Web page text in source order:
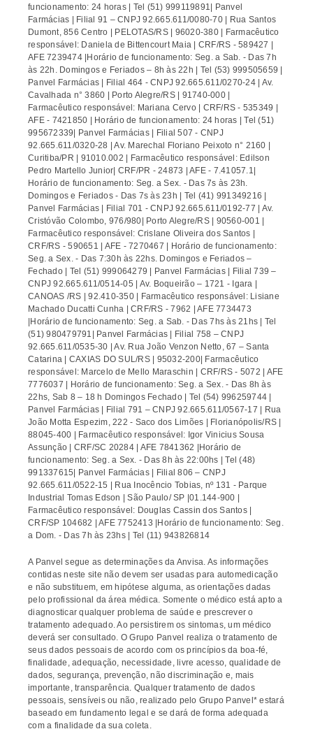
funcionamento: 24 horas | Tel (51) 999119891| Panvel
Farmácias | Filial 91 – CNPJ 92.665.611/0080-70 | Rua Santos
Dumont, 856 Centro | PELOTAS/RS | 96020-380 | Farmacêutico
responsável: Daniela de Bittencourt Maia | CRF/RS - 589427 |
AFE 7239474 |Horário de funcionamento: Seg. a Sab. - Das 7h
às 22h. Domingos e Feriados – 8h às 22h | Tel (53) 999505659 |
Panvel Farmácias | Filial 464 - CNPJ 92.665.611/0270-24 | Av.
Cavalhada n° 3860 | Porto Alegre/RS | 91740-000 |
Farmacêutico responsável: Mariana Cervo | CRF/RS - 535349 |
AFE - 7421850 | Horário de funcionamento: 24 horas | Tel (51)
995672339| Panvel Farmácias | Filial 507 - CNPJ
92.665.611/0320-28 | Av. Marechal Floriano Peixoto n° 2160 |
Curitiba/PR | 91010.002 | Farmacêutico responsável: Edilson
Pedro Martello Junior| CRF/PR - 24873 | AFE - 7.41057.1|
Horário de funcionamento: Seg. a Sex. - Das 7s às 23h.
Domingos e Feriados - Das 7s às 23h | Tel (41) 991349216 |
Panvel Farmácias | Filial 701 - CNPJ 92.665.611/0192-77 | Av.
Cristóvão Colombo, 976/980| Porto Alegre/RS | 90560-001 |
Farmacêutico responsável: Crislane Oliveira dos Santos |
CRF/RS - 590651 | AFE - 7270467 | Horário de funcionamento:
Seg. a Sex. - Das 7:30h às 22hs. Domingos e Feriados –
Fechado | Tel (51) 999064279 | Panvel Farmácias | Filial 739 –
CNPJ 92.665.611/0514-05 | Av. Boqueirão – 1721 - Igara |
CANOAS /RS | 92.410-350 | Farmacêutico responsável: Lisiane
Machado Ducatti Cunha | CRF/RS - 7962 | AFE 7734473
|Horário de funcionamento: Seg. a Sab. - Das 7hs às 21hs | Tel
(51) 980479791| Panvel Farmácias | Filial 758 – CNPJ
92.665.611/0535-30 | Av. Rua João Venzon Netto, 67 – Santa
Catarina | CAXIAS DO SUL/RS | 95032-200| Farmacêutico
responsável: Marcelo de Mello Maraschin | CRF/RS - 5072 | AFE
7776037 | Horário de funcionamento: Seg. a Sex. - Das 8h às
22hs, Sab 8 – 18 h Domingos Fechado | Tel (54) 996259744 |
Panvel Farmácias | Filial 791 – CNPJ 92.665.611/0567-17 | Rua
João Motta Espezim, 222 - Saco dos Limões | Florianópolis/RS |
88045-400 | Farmacêutico responsável: Igor Vinicius Sousa
Assunção | CRF/SC 20284 | AFE 7841362 |Horário de
funcionamento: Seg. a Sex. - Das 8h às 22:00hs | Tel (48)
991337615| Panvel Farmácias | Filial 806 – CNPJ
92.665.611/0522-15 | Rua Inocêncio Tobias, nº 131 - Parque
Industrial Tomas Edson | São Paulo/ SP |01.144-900 |
Farmacêutico responsável: Douglas Cassin dos Santos |
CRF/SP 104682 | AFE 7752413 |Horário de funcionamento: Seg.
a Dom. - Das 7h às 23hs | Tel (11) 943826814
A Panvel segue as determinações da Anvisa. As informações
contidas neste site não devem ser usadas para automedicação
e não substituem, em hipótese alguma, as orientações dadas
pelo profissional da área médica. Somente o médico está apto a
diagnosticar qualquer problema de saúde e prescrever o
tratamento adequado. Ao persistirem os sintomas, um médico
deverá ser consultado. O Grupo Panvel realiza o tratamento de
seus dados pessoais de acordo com os princípios da boa-fé,
finalidade, adequação, necessidade, livre acesso, qualidade de
dados, segurança, prevenção, não discriminação e, mais
importante, transparência. Qualquer tratamento de dados
pessoais, sensíveis ou não, realizado pelo Grupo Panvel* estará
baseado em fundamento legal e se dará de forma adequada
com a finalidade da sua coleta.